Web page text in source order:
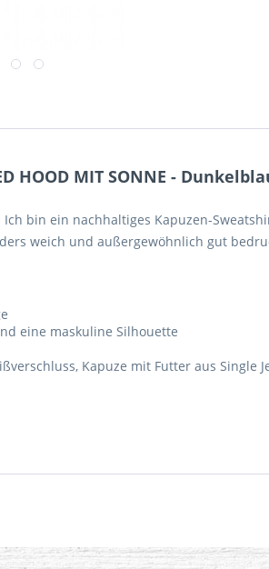
HOOD MIT SONNE -
bin ein nachhaltiges Kapuzen-
weich und außergewöhnlich gut
eine maskuline Silhouette
Kapuze mit Futter aus Single